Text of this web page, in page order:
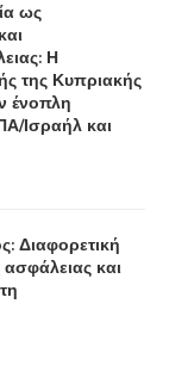
ως
Η
της Κυπριακής
ένοπλη
Ισραήλ και
Διαφορετική
και